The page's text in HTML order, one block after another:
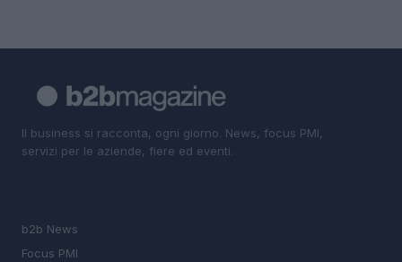
Il business si racconta, ogni giorno. News, focus PMI,
servizi per le aziende, fiere ed eventi.
b2b News
Focus PMI